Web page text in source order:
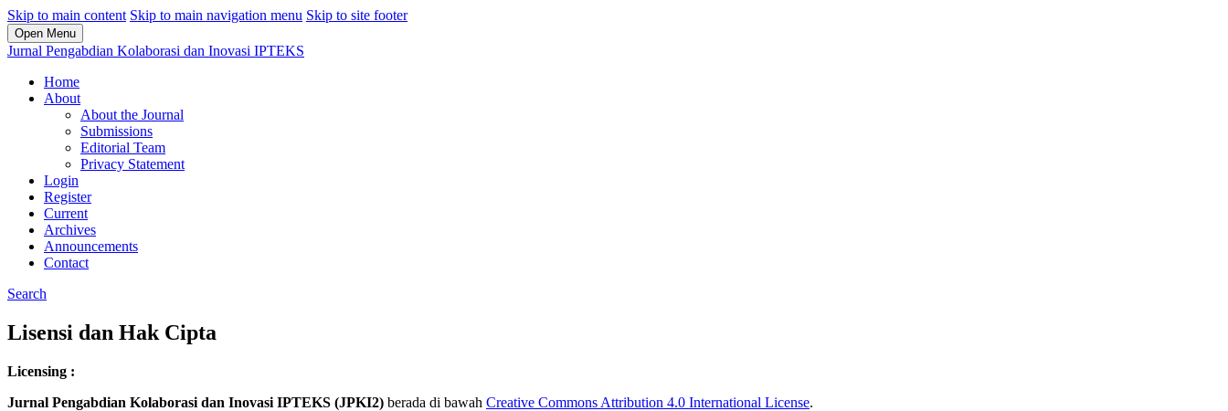
Skip to main content Skip to main navigation menu Skip to site footer
Open Menu
Jurnal Pengabdian Kolaborasi dan Inovasi IPTEKS
Home
About
About the Journal
Submissions
Editorial Team
Privacy Statement
Login
Register
Current
Archives
Announcements
Contact
Search
Lisensi dan Hak Cipta
Licensing :
Jurnal Pengabdian Kolaborasi dan Inovasi IPTEKS (JPKI2) berada di bawah Creative Commons Attribution 4.0 International License.